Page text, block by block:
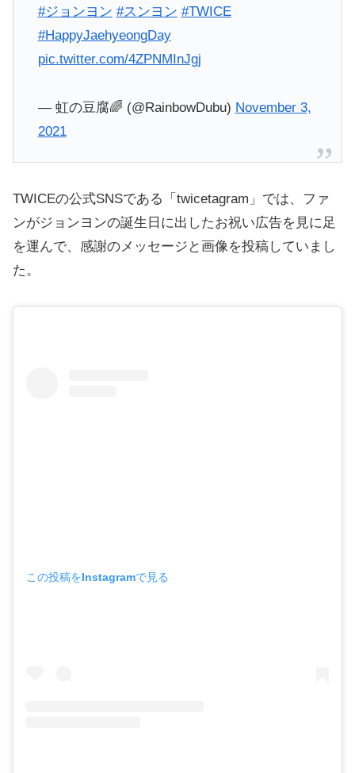
#ジョンヨン #スンヨン #TWICE
#HappyJaehyeongDay
pic.twitter.com/4ZPNMInJgj
— 虹の豆腐🌈 (@RainbowDubu) November 3,
2021
TWICEの公式SNSである「twicetagram」では、ファ
ンがジョンヨンの誕生日に出したお祝い広告を見に足
を運んで、感謝のメッセージと画像を投稿していまし
た。
この投稿をInstagramで見る